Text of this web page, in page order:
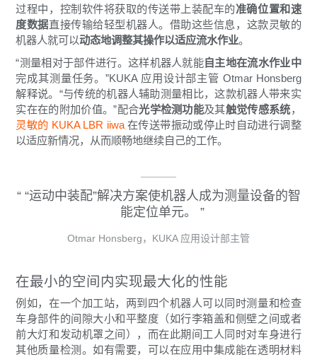
过程中，控制软件将获取的传送带上装配车的准确位置和速
度数据直接传输给轻型机器人。借助这些信息，这款灵敏的
机器人就可以动态地调整其操作以适应流水作业。
“测量相对于部件进行。这样机器人就能自主地在流水作业中
完成其测量任务。”KUKA 应用设计部主管 Otmar Honsberg
解释说。“与传统的机器人辅助测量相比，这款机器人带来实
实在在的附加价值。”配合光学检测功能及其触觉传感系统，
灵敏的 KUKA LBR iiwa在传送带振动或停止时自动进行调整
以适应新情况，从而顺畅地继续自己的工作。
“运动中装配”解决方案使机器人成为测量设备的智
能定位单元。
Otmar Honsberg，KUKA 应用设计部主管
在最小的空间内实现最大化的性能
例如，在一个加工站，两到四个机器人可以同时测量和检查
车身部件的间隙大小和平整度（如行李箱盖和侧壁之间或者
前大灯和发动机罩之间），而在此期间工人同时对车身进行
其他质量检测。如有需要，可以在应用中集成能在透明材料